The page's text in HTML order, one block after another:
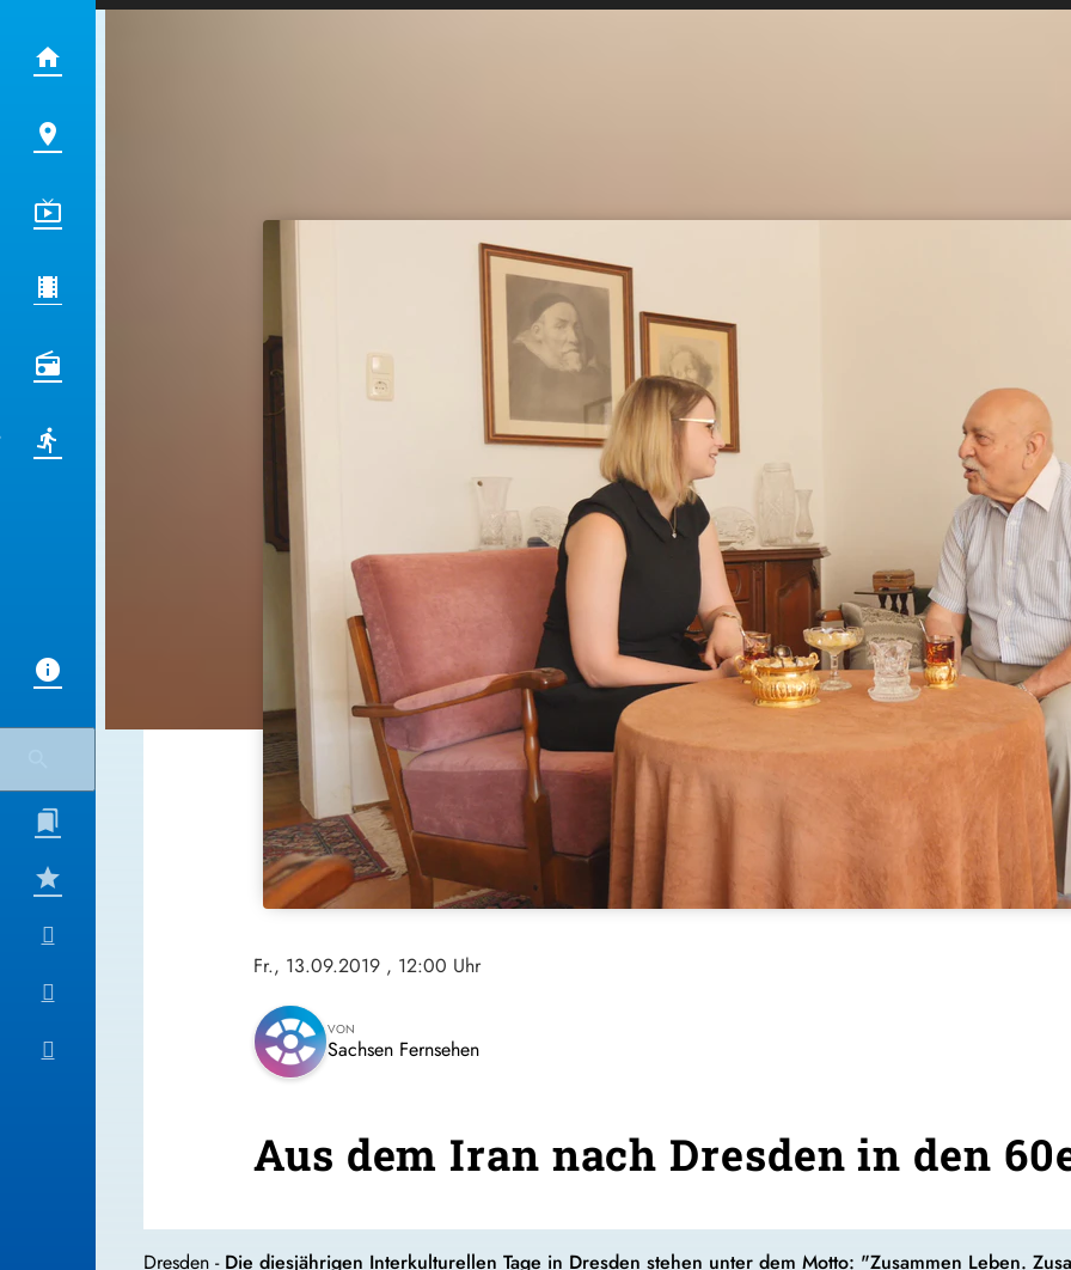
Fr., 13.09.2019 , 12:00 Uhr
VON
Sachsen Fernsehen
Aus dem Iran nach Dresden in den
Dresden - Die diesjährigen Interkulturellen Tage in Dresden stehen unter dem Motto: "Zusammen Leben.